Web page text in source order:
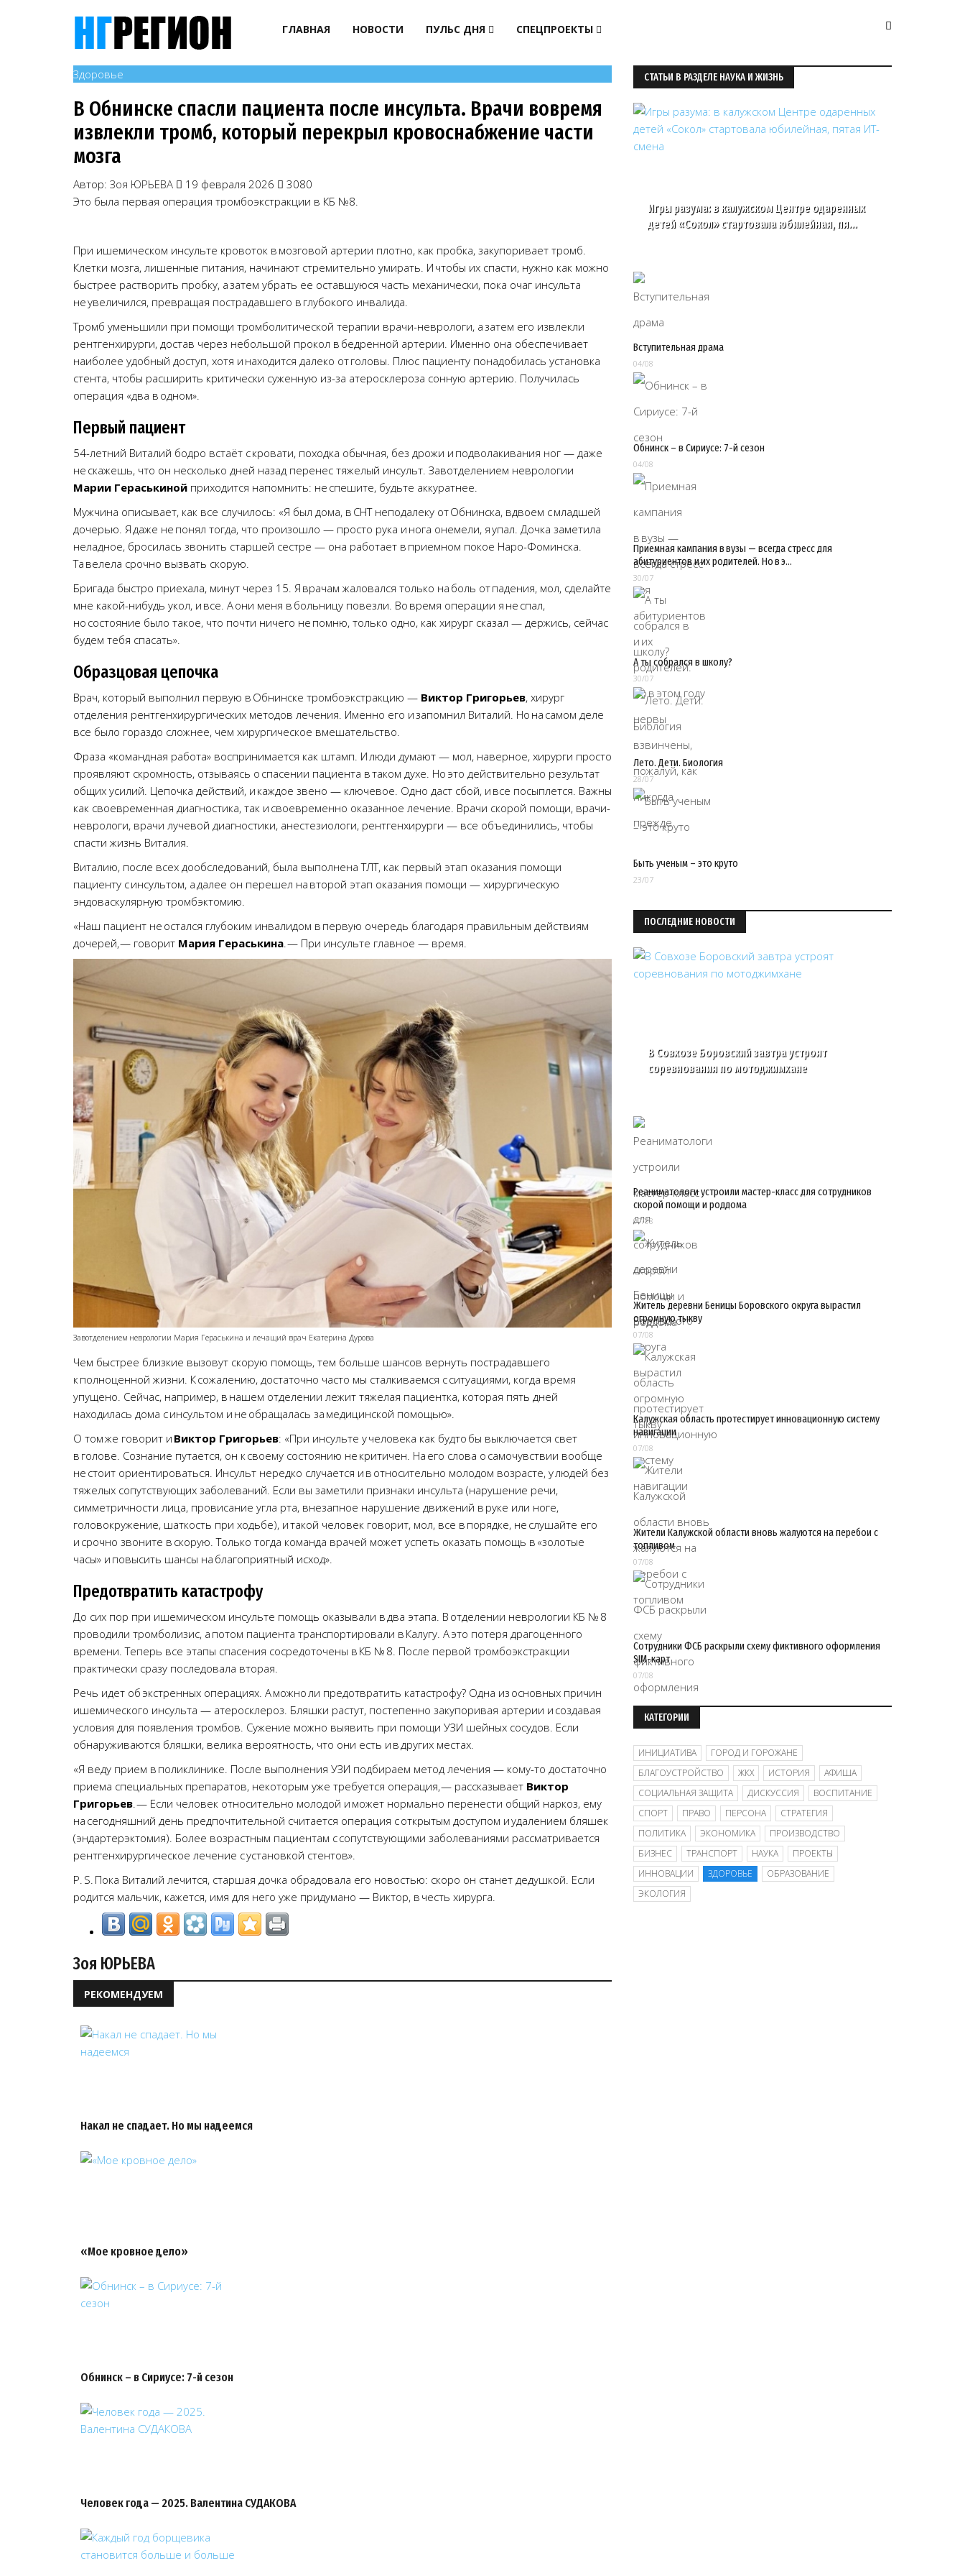
ГЛАВНАЯ НОВОСТИ ПУЛЬС ДНЯ СПЕЦПРОЕКТЫ
Здоровье
В Обнинске спасли пациента после инсульта. Врачи вовремя
извлекли тромб, который перекрыл кровоснабжение части
мозга
Автор: Зоя ЮРЬЕВА 19 февраля 2026
3080
Это была первая операция тромбоэкстракции в КБ №8.
При ишемическом инсульте кровоток в мозговой артерии плотно, как пробка, закупоривает тромб.
Клетки мозга, лишенные питания, начинают стремительно умирать. И чтобы их спасти, нужно как можно
быстрее растворить пробку, а затем убрать ее оставшуюся часть механически, пока очаг инсульта
не увеличился, превращая пострадавшего в глубокого инвалида.
Тромб уменьшили при помощи тромболитической терапии врачи-неврологи, а затем его извлекли
рентгенхирурги, достав через небольшой прокол в бедренной артерии. Именно она обеспечивает
наиболее удобный доступ, хотя и находится далеко от головы. Плюс пациенту понадобилась установка
стента, чтобы расширить критически суженную из-за атеросклероза сонную артерию. Получилась
операция «два в одном».
Первый пациент
54-летний Виталий бодро встаёт с кровати, походка обычная, без дрожи и подволакивания ног — даже
не скажешь, что он несколько дней назад перенес тяжелый инсульт. Завотделением неврологии
Марии Гераськиной приходится напомнить: не спешите, будьте аккуратнее.
Мужчина описывает, как все случилось: «Я был дома, в СНТ неподалеку от Обнинска, вдвоем с младшей
дочерью. Я даже не понял тогда, что произошло — просто рука и нога онемели, я упал. Дочка заметила
неладное, бросилась звонить старшей сестре — она работает в приемном покое Наро-Фоминска.
Та велела срочно вызвать скорую.
Бригада быстро приехала, минут через 15. Я врачам жаловался только на боль от падения, мол, сделайте
мне какой-нибудь укол, и все. А они меня в больницу повезли. Во время операции я не спал,
но состояние было такое, что почти ничего не помню, только одно, как хирург сказал — держись, сейчас
будем тебя спасать».
Образцовая цепочка
Врач, который выполнил первую в Обнинске тромбоэкстракцию — Виктор Григорьев, хирург
отделения рентгенхирургических методов лечения. Именно его и запомнил Виталий. Но на самом деле
все было гораздо сложнее, чем хирургическое вмешательство.
Фраза «командная работа» воспринимается как штамп. И люди думают — мол, наверное, хирурги просто
проявляют скромность, отзываясь о спасении пациента в таком духе. Но это действительно результат
общих усилий. Цепочка действий, и каждое звено — ключевое. Одно даст сбой, и все посыплется. Важны
как своевременная диагностика, так и своевременно оказанное лечение. Врачи скорой помощи, врачи-
неврологи, врачи лучевой диагностики, анестезиологи, рентгенхирурги — все объединились, чтобы
спасти жизнь Виталия.
Виталию, после всех дообследований, была выполнена ТЛТ, как первый этап оказания помощи
пациенту с инсультом, а далее он перешел на второй этап оказания помощи — хирургическую
эндоваскулярную тромбэктомию.
«Наш пациент не остался глубоким инвалидом в первую очередь благодаря правильным действиям
дочерей, — говорит Мария Гераськина. — При инсульте главное — время.
Завотделением неврологии Мария Гераськина и лечащий врач Екатерина Дурова
Чем быстрее близкие вызовут скорую помощь, тем больше шансов вернуть пострадавшего
к полноценной жизни. К сожалению, достаточно часто мы сталкиваемся с ситуациями, когда время
упущено. Сейчас, например, в нашем отделении лежит тяжелая пациентка, которая пять дней
находилась дома с инсультом и не обращалась за медицинской помощью».
О том же говорит и Виктор Григорьев: «При инсульте у человека как будто бы выключается свет
в голове. Сознание путается, он к своему состоянию не критичен. На его слова о самочувствии вообще
не стоит ориентироваться. Инсульт нередко случается и в относительно молодом возрасте, у людей без
тяжелых сопутствующих заболеваний. Если вы заметили признаки инсульта (нарушение речи,
симметричности лица, провисание угла рта, внезапное нарушение движений в руке или ноге,
головокружение, шаткость при ходьбе), и такой человек говорит, мол, все в порядке, не слушайте его
и срочно звоните в скорую. Только тогда команда врачей может успеть оказать помощь в «золотые
часы» и повысить шансы на благоприятный исход».
Предотвратить катастрофу
До сих пор при ишемическом инсульте помощь оказывали в два этапа. В отделении неврологии КБ № 8
проводили тромболизис, а потом пациента транспортировали в Калугу. А это потеря драгоценного
времени. Теперь все этапы спасения сосредоточены в КБ № 8. После первой тромбоэкстракции
практически сразу последовала вторая.
Речь идет об экстренных операциях. А можно ли предотвратить катастрофу? Одна из основных причин
ишемического инсульта — атеросклероз. Бляшки растут, постепенно закупоривая артерии и создавая
условия для появления тромбов. Сужение можно выявить при помощи УЗИ шейных сосудов. Если
обнаруживаются бляшки, велика вероятность, что они есть и в других местах.
«Я веду прием в поликлинике. После выполнения УЗИ подбираем метод лечения — кому-то достаточно
приема специальных препаратов, некоторым уже требуется операция, — рассказывает Виктор
Григорьев . — Если человек относительно молодой и может нормально перенести общий наркоз, ему
на сегодняшний день предпочтительной считается операция с открытым доступом и удалением бляшек
(эндартерэктомия). Более возрастным пациентам с сопутствующими заболеваниями рассматривается
рентгенхирургическое лечение с установкой стентов».
P. S. Пока Виталий лечится, старшая дочка обрадовала его новостью: скоро он станет дедушкой. Если
родится мальчик, кажется, имя для него уже придумано — Виктор, в честь хирурга.
Зоя ЮРЬЕВА
РЕКОМЕНДУЕМ
Накал не спадает. Но мы надеемся
«Мое кровное дело»
Обнинск – в Сириусе: 7-й сезон
Человек года — 2025. Валентина СУДАКОВА
СТАТЬИ В РАЗДЕЛЕ НАУКА И ЖИЗНЬ
Игры разума: в калужском Центре одаренных
детей «Сокол» стартовала юбилейная, пя…
Вступительная драма
04/08
Обнинск – в Сириусе: 7-й сезон
04/08
Приемная кампания в вузы — всегда стресс для
абитуриентов и их родителей. Но в э…
30/07
А ты собрался в школу?
30/07
Лето. Дети. Биология
28/07
Быть ученым – это круто
23/07
ПОСЛЕДНИЕ НОВОСТИ
В Совхозе Боровский завтра устроят
соревнования по мотоджимхане
Реаниматологи устроили мастер-класс для сотрудников
скорой помощи и роддома
07/08
Житель деревни Беницы Боровского округа вырастил
огромную тыкву
07/08
Калужская область протестирует инновационную систему
навигации
07/08
Жители Калужской области вновь жалуются на перебои с
топливом
07/08
Сотрудники ФСБ раскрыли схему фиктивного оформления
SIM-карт
07/08
КАТЕГОРИИ
ИНИЦИАТИВА
ГОРОД И ГОРОЖАНЕ
БЛАГОУСТРОЙСТВО
ЖКХ ИСТОРИЯ
АФИША
СОЦИАЛЬНАЯ ЗАЩИТА
ДИСКУССИЯ
ВОСПИТАНИЕ
СПОРТ
ПРАВО ПЕРСОНА
СТРАТЕГИЯ
ПОЛИТИКА
ЭКОНОМИКА
ПРОИЗВОДСТВО
БИЗНЕС
ТРАНСПОРТ НАУКА
ПРОЕКТЫ
ИННОВАЦИИ
ЗДОРОВЬЕ
ОБРАЗОВАНИЕ
ЭКОЛОГИЯ